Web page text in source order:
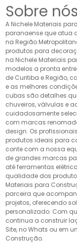
Sobre nós
A Nichele Materiais
paranaense que atua
na Região
produtos para
na Nichele Materiais
modelos a pronta
de Curitiba e Região,
e as melhores
cubas são detalhes
chuveiros, válvulas e
cuidadosamente
com marcas
design. Os
produtos ideais para
conte com a nossa
de grandes marcas
até ferramentas
qualidade dos
Materiais para
parceira que
projetos, oferecendo
personalizado. Com
continua a construir
Site, no Whats ou em
Construção.